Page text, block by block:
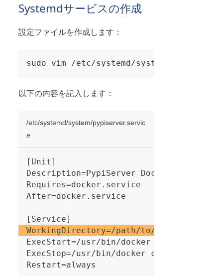
Systemdサービスの作成
設定ファイルを作成します：
sudo vim /etc/systemd/system/
以下の内容を記入します：
/etc/systemd/system/pypiserver.servic
e
[Unit]
Description=PypiServer Docker Compose
Requires=docker.service
After=docker.service
[Service]
WorkingDirectory=/path/to/your/docker-
ExecStart=/usr/bin/docker compose up --
ExecStop=/usr/bin/docker compose down
Restart=always